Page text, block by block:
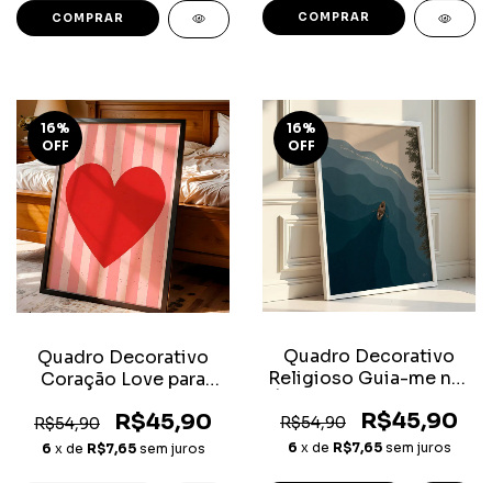
COMPRAR COMPRAR
16%
OFF
Quadro Decorativo
Coração Love para
R$54,90 R$45,90
6 x de R$7,65 sem juros
16%
OFF
Quadro Decorativo
Religioso Guia-me nas
23:2
R$54,90 R$45,90
6 x de R$7,65 sem juros